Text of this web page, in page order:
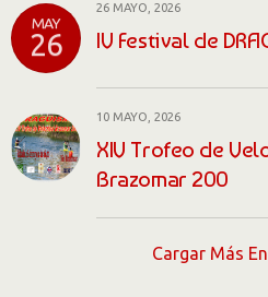
MAY
26
26 MAYO, 2026
IV Festival de
10 MAYO, 2026
XIV Trofeo de
Brazomar 200
Cargar Más